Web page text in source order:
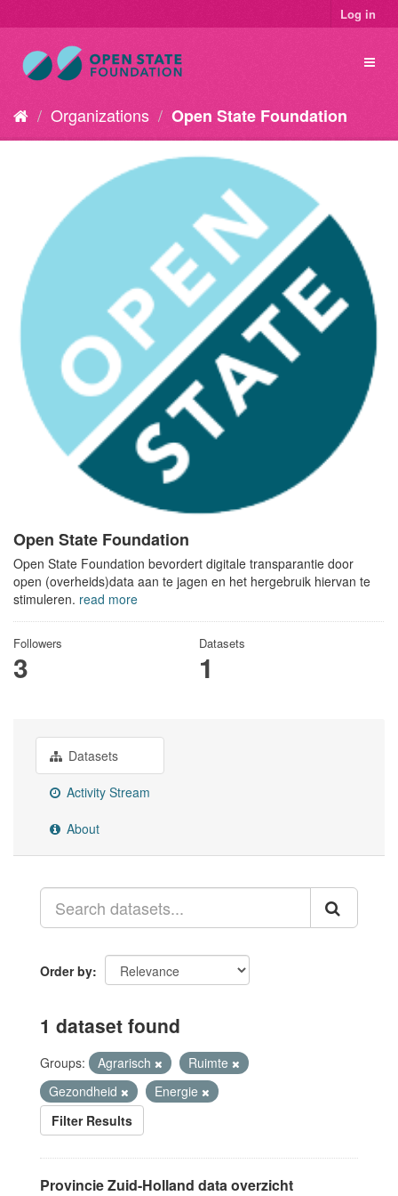
Log in
Organizations Open State Foundation
Open State Foundation
Open State Foundation bevordert digitale transparantie door
open (overheids)data aan te jagen en het hergebruik hiervan te
stimuleren. read more
Followers
3
Datasets
1
Datasets
Activity Stream
About
Order by
1 dataset found
Groups: Agrarisch
Ruimte
Gezondheid
Energie
Filter Results
Provincie Zuid-Holland data overzicht